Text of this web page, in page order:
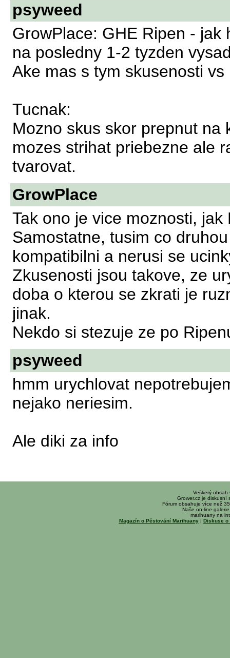
psyweed
GrowPlace: GHE Ripen -
na posledny 1-2 tyzden
Ake mas s tym skusenosti
Tucnak:
Mozno skus skor prepnut na
mozes strihat priebezne ale
tvarovat.
GrowPlace
Tak ono je vice moznosti, jak
Samostatne, tusim co
kompatibilni a nerusi se
Zkusenosti jsou takove, ze
doba o kterou se zkrati je
jinak.
Nekdo si stezuje ze po
psyweed
hmm urychlovat
nejako neriesim.
Ale diki za info
Veškerý obsah
Grower.cz je diskusní
Fórum obsahuje více než
Naše on-line
marihuany na
Magazín o Pěstování Marihuany| Diskuse o